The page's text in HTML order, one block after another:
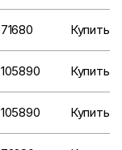
71680 Купить
105890 Купить
105890 Купить